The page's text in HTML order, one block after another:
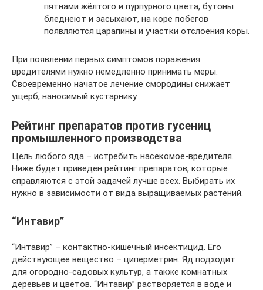
пятнами жёлтого и пурпурного цвета, бутоны
бледнеют и засыхают, на коре побегов
появляются царапины и участки отслоения коры.
При появлении первых симптомов поражения
вредителями нужно немедленно принимать меры.
Своевременно начатое лечение смородины снижает
ущерб, наносимый кустарнику.
Рейтинг препаратов против гусениц
промышленного производства
Цель любого яда – истребить насекомое-вредителя.
Ниже будет приведен рейтинг препаратов, которые
справляются с этой задачей лучше всех. Выбирать их
нужно в зависимости от вида выращиваемых растений.
“Интавир”
“Интавир” – контактно-кишечный инсектицид. Его
действующее вещество – циперметрин. Яд подходит
для огородно-садовых культур, а также комнатных
деревьев и цветов. “Интавир” растворяется в воде и